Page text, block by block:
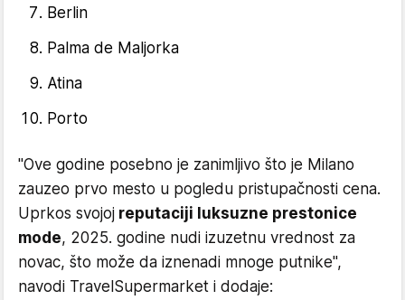
Berlin
Palma de Maljorka
Atina
Porto
"Ove godine posebno je zanimljivo što je Milano
zauzeo prvo mesto u pogledu pristupačnosti cena.
Uprkos svojoj reputaciji luksuzne prestonice
mode, 2025. godine nudi izuzetnu vrednost za
novac, što može da iznenadi mnoge putnike",
navodi TravelSupermarket i dodaje: